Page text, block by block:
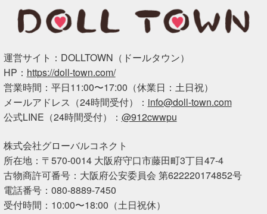
運営サイト：DOLLTOWN（ドールタウン）
HP： https://doll-town.com/
営業時間：平日11:00〜17:00（休業日：土日祝）
メールアドレス（24時間受付）： info@doll-town.com
公式LINE（24時間受付）： @912cwwpu
株式会社グローバルコネクト
所在地：〒570-0014 大阪府守口市藤田町3丁目47-4
古物商許可番号：大阪府公安委員会 第622220174852号
電話番号：080-8889-7450
受付時間：10:00〜18:00（土日祝休）